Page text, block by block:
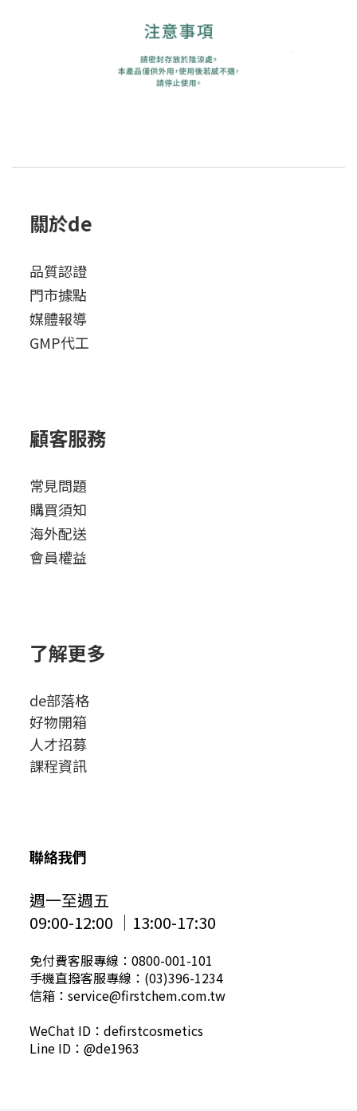
關於de
品質認證
門市據點
媒體報導
GMP代工
顧客服務
常見問題
購買須知
海外配送
會員權益
了解更多
de部落格
好物開箱
人才招募
課程資訊
聯絡我們
週一至週五
09:00-12:00 │13:00-17:30
免付費客服專線：0800-001-101
手機直撥客服專線：(03)396-1234
信箱：service@firstchem.com.tw
WeChat ID：defirstcosmetics
Line ID：@de1963